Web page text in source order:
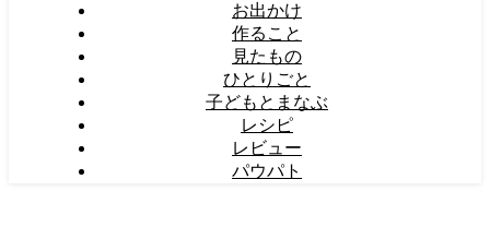
お出かけ
作ること
見たもの
ひとりごと
子どもとまなぶ
レシピ
レビュー
パウパト